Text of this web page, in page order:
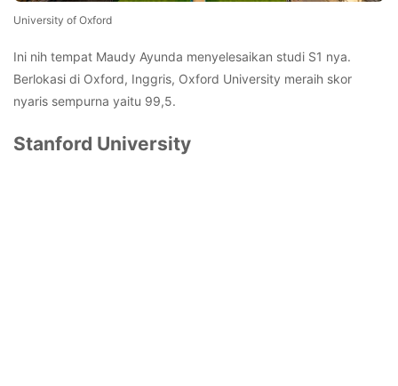
University of Oxford
Ini nih tempat Maudy Ayunda menyelesaikan studi S1 nya.
Berlokasi di Oxford, Inggris, Oxford University meraih skor
nyaris sempurna yaitu 99,5.
Stanford University